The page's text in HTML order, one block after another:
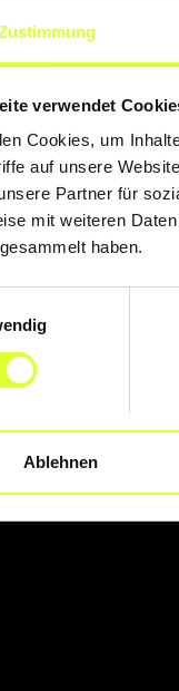
verwendet
Cookies, um
auf unsere
Partner für
mit weiteren
haben.
Ablehnen